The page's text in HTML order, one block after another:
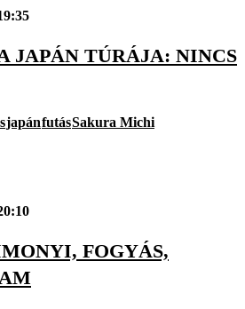
JAPÁN TÚRÁJA: NINCS
japánfutásSakura Michi
FOGYÁS,